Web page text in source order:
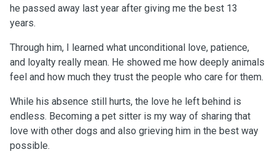
he passed away last year after giving me the best 13
years.
Through him, I learned what unconditional love, patience,
and loyalty really mean. He showed me how deeply animals
feel and how much they trust the people who care for them.
While his absence still hurts, the love he left behind is
endless. Becoming a pet sitter is my way of sharing that
love with other dogs and also grieving him in the best way
possible.